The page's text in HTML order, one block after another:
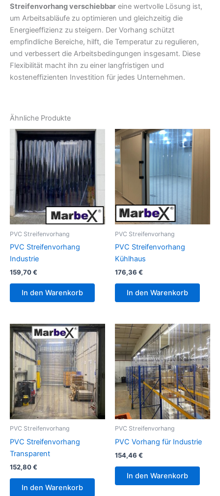
Streifenvorhang verschiebbar eine wertvolle Lösung ist,
um Arbeitsabläufe zu optimieren und gleichzeitig die
Energieeffizienz zu steigern. Der Vorhang schützt
empfindliche Bereiche, hilft, die Temperatur zu regulieren,
und verbessert die Arbeitsbedingungen insgesamt. Diese
Flexibilität macht ihn zu einer langfristigen und
kosteneffizienten Investition für jedes Unternehmen.
Ähnliche Produkte
PVC Streifenvorhang
PVC Streifenvorhang
Industrie
159,70€
In den Warenkorb
PVC Streifenvorhang
PVC Streifenvorhang
Kühlhaus
176,36 €
In den Warenkorb
PVC Streifenvorhang
PVC Streifenvorhang
Transparent
152,80€
In den Warenkorb
PVC Streifenvorhang
PVC Vorhang für Industrie
154,46 €
In den Warenkorb